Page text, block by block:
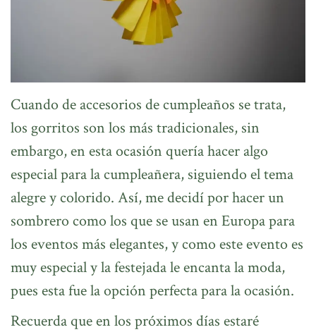
Cuando de accesorios de cumpleaños se trata,
los gorritos son los más tradicionales, sin
embargo, en esta ocasión quería hacer algo
especial para la cumpleañera, siguiendo el tema
alegre y colorido. Así, me decidí por hacer un
sombrero como los que se usan en Europa para
los eventos más elegantes, y como este evento es
muy especial y la festejada le encanta la moda,
pues esta fue la opción perfecta para la ocasión.
Recuerda que en los próximos días estaré